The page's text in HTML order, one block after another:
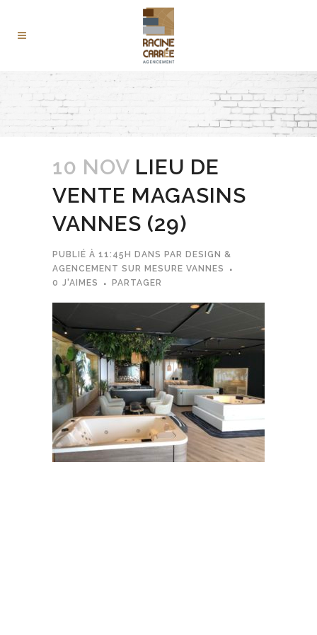
10 NOV LIEU DE
VENTE MAGASINS
VANNES (29)
PUBLIÉ À 11:45H DANS PAR DESIGN &
AGENCEMENT SUR MESURE VANNES
0 J'AIMES PARTAGER